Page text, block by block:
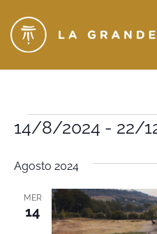
14/8/2024 - 22/
data.
Agosto 2024
MER
14